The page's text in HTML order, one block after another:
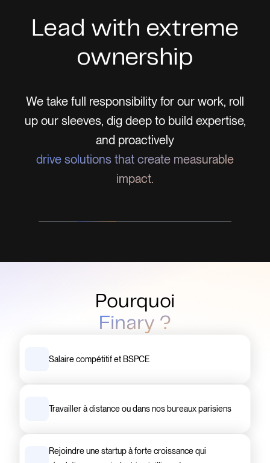
Lead with extreme
ownership
We take full responsibility for our work, roll
up our sleeves, dig deep to build expertise,
and proactively
drive solutions that create measurable
impact.
Pourquoi
Finary ?
Salaire compétitif et BSPCE
Travailler à distance ou dans nos bureaux parisiens
Rejoindre une startup à forte croissance qui